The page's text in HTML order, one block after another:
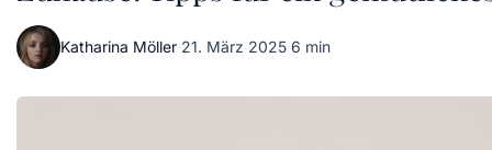
Katharina Möller·21. März 2025·6 min